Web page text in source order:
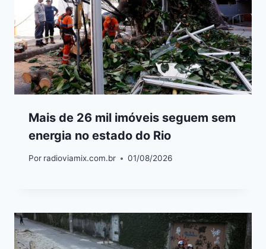
Mais de 26 mil imóveis seguem sem
energia no estado do Rio
Por radioviamix.com.br 01/08/2026